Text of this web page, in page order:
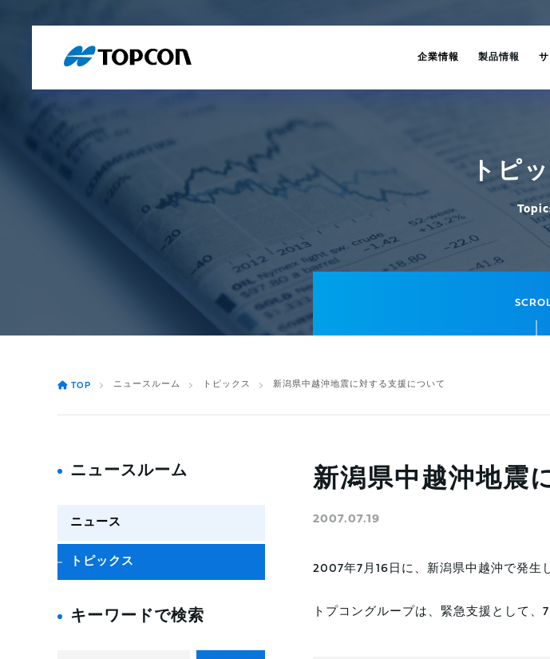
企業情報 製品情報
トピ
TOP ニュースルーム トピックス 新潟県中越沖地震に対する支援について
ニュースルーム
ニュース
トピックス
キーワードで検索
新潟県中越沖地震
2007.07.19
2007年7月16日に、新潟県中越沖で発生
トプコングループは、緊急支援として